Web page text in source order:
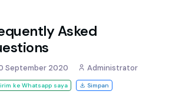
Asked
September 2020 Administrator
ke Whatsapp saya Simpan